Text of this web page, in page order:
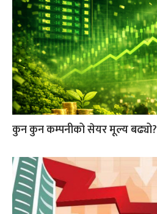
कुन कुन कम्पनीको सेयर मूल्य बढ्यो?